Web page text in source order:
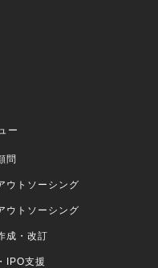
ー
問
ウトソーシング
ウトソーシング
成・改訂
IPO支援